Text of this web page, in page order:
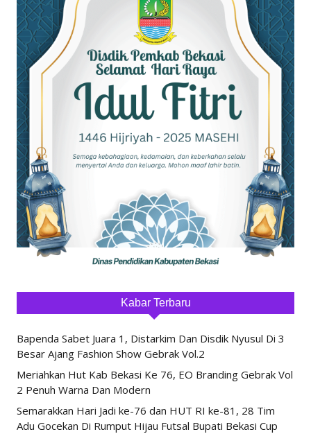
Kabar Terbaru
Bapenda Sabet Juara 1, Distarkim Dan Disdik Nyusul Di 3
Besar Ajang Fashion Show Gebrak Vol.2
Meriahkan Hut Kab Bekasi Ke 76, EO Branding Gebrak Vol
2 Penuh Warna Dan Modern
Semarakkan Hari Jadi ke-76 dan HUT RI ke-81, 28 Tim
Adu Gocekan Di Rumput Hijau Futsal Bupati Bekasi Cup